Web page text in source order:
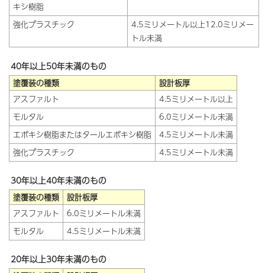
キシ樹脂
強化プラスチック
4.5ミリメートル以上12.0ミリメー
トル未満
40年以上50年未満のもの
塗覆装の種類
設計板厚
アスファルト
4.5ミリメートル以上
モルタル
6.0ミリメートル未満
エポキシ樹脂またはタールエポキシ樹脂
4.5ミリメートル未満
強化プラスチック
4.5ミリメートル未満
30年以上40年未満のもの
塗覆装の種類
設計板厚
アスファルト
6.0ミリメートル未満
モルタル
4.5ミリメートル未満
20年以上30年未満のもの